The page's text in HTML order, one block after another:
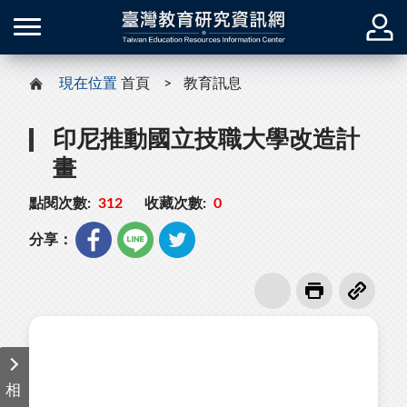
現在位置 首頁 教育訊息
印尼推動國立技職大學改造計
畫
點閱次數: 312 收藏次數: 0
分享：
相